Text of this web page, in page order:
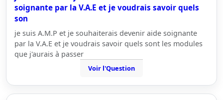
soignante par la V.A.E et je voudrais savoir quels
son
je suis A.M.P et je souhaiterais devenir aide soignante
par la V.A.E et je voudrais savoir quels sont les modules
que j'aurais à passer
Voir l'Question